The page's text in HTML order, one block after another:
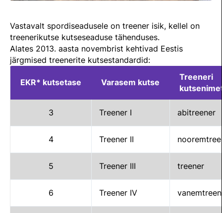
AJALUGU
Ajajoon
Eesti Ratsasportlased Tiitlivõistlustel
Aastaraamatud
Noortespordi Toetamine
Välisvõistlustel Osaleja Meelespea
KOOLISÕIT JA PARAKOOLISÕIT
Võistlussarjad
Edetabelid
Koolitused
Estonian Dressage Team
Mänedžer Ja Komiteed
Õppematerjalid
Kutseeksam
EOK Treenerite Register
KOOLITUSED
KONTROLLI EOK TREENERI KUTSET
Vastavalt spordiseadusele on treener isik, kellel on
treenerikutse kutseseaduse tähenduses.
Alates 2013. aasta novembrist kehtivad Eestis
järgmised treenerite kutsestandardid:
EKR* kutsetase Varasem kutse
Treeneri
3 Treener I abitreener
4 Treener II
5 Treener III treener
6 Treener IV